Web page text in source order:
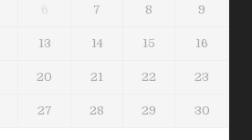
6 7 8 9
13 14 15 16
20 21 22 23
27 28 29 30